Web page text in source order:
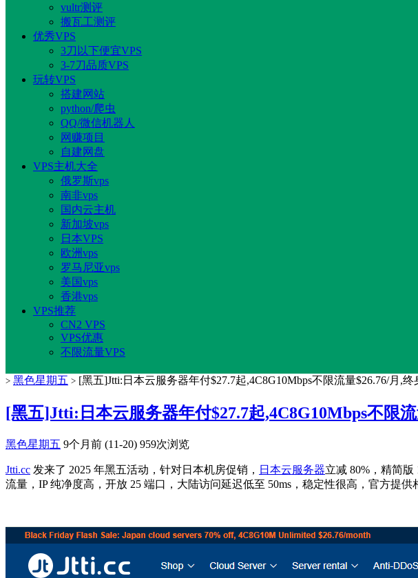
vultr测评
搬瓦工测评
优秀VPS
3刀以下便宜VPS
3-7刀品质VPS
玩转VPS
搭建网站
python/爬虫
QQ/微信机器人
网赚项目
自建网盘
VPS主机大全
俄罗斯vps
南非vps
国内云主机
新加坡vps
日本VPS
欧洲vps
罗马尼亚vps
美国vps
香港vps
VPS推荐
CN2 VPS
VPS优惠
不限流量VPS
> 黑色星期五 > [黑五]Jtti:日本云服务器年付$27.7起,4C8G10Mbps不限流量$26.76/月,
[黑五]Jtti:日本云服务器年付$27.7起,4C8G10Mbps不限
黑色星期五 9个月前 (11-20) 959次浏览
Jtti.cc 发来了 2025 年黑五活动，针对日本机房促销， 日本云服务器立减 80%，精简版
流量，IP 纯净度高，开放 25 端口，大陆访问延迟低至 50ms，稳定性很高，官方提供